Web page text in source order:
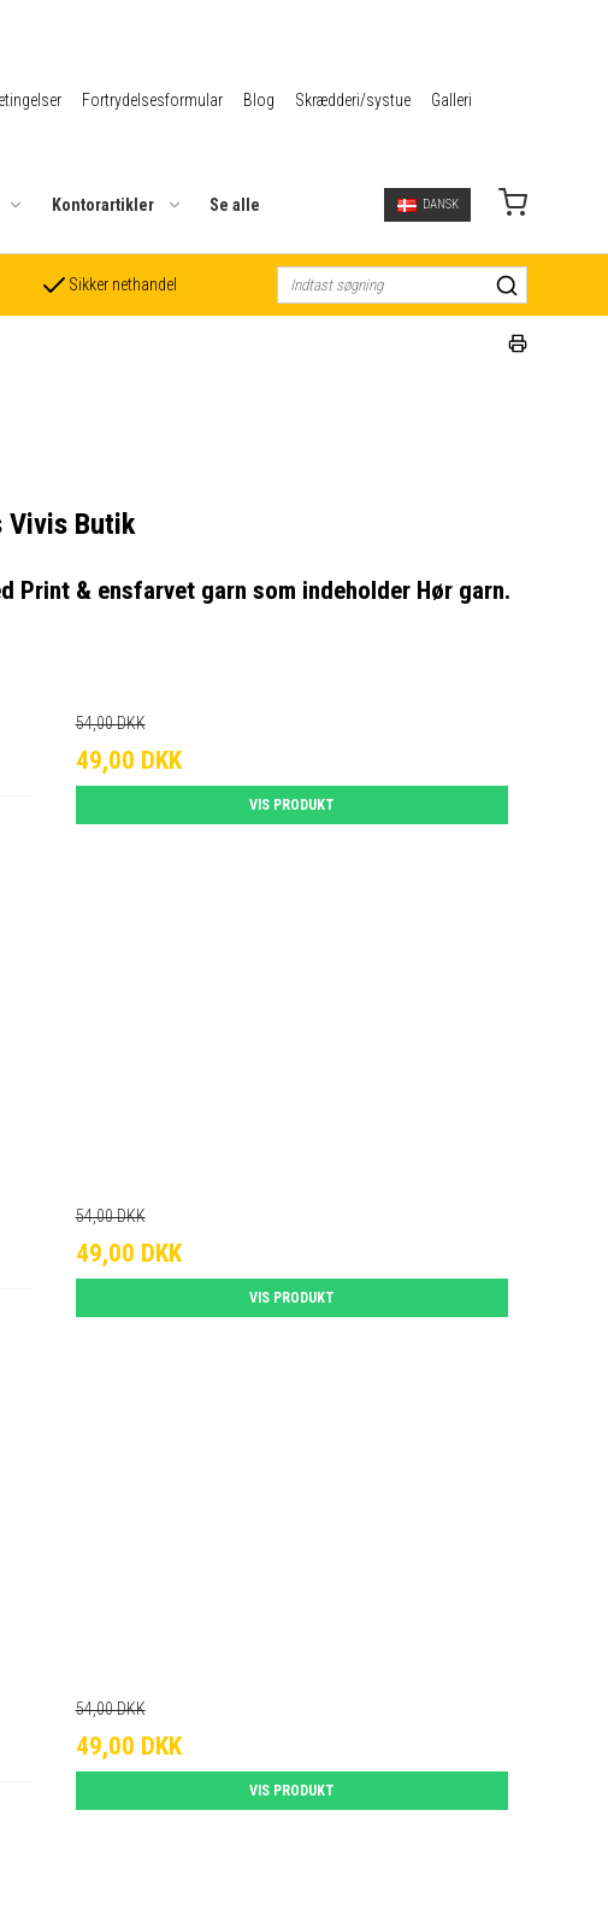
Fortrydelsesformular Blog Skrædderi/systue
Galleri
Kontorartikler Se alle DANSK
Sikker nethandel
Vivis Butik
Print & ensfarvet garn som indeholder Hør garn.
54,00 DKK
49,00 DKK
VIS PRODUKT
54,00 DKK
49,00 DKK
VIS PRODUKT
54,00 DKK
49,00 DKK
VIS PRODUKT